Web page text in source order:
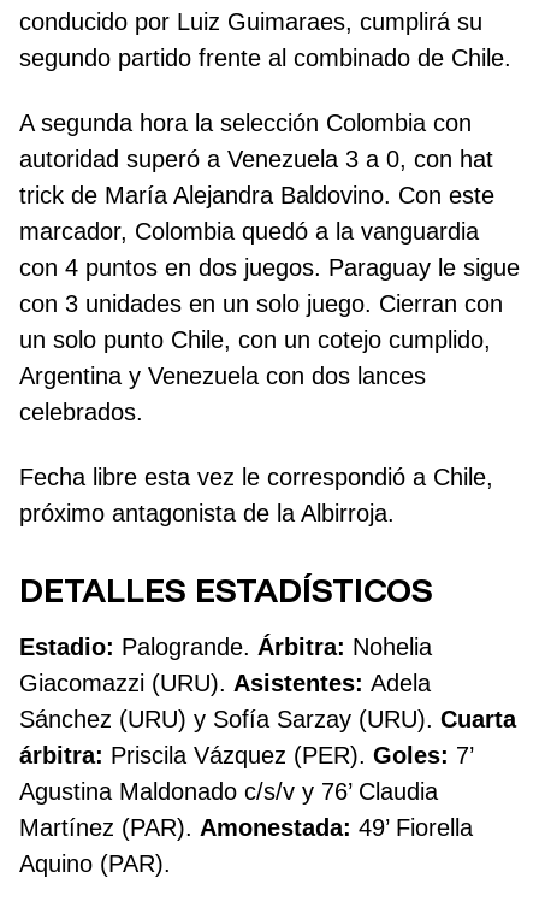
conducido por Luiz Guimaraes, cumplirá su
segundo partido frente al combinado de Chile.
A segunda hora la selección Colombia con
autoridad superó a Venezuela 3 a 0, con hat
trick de María Alejandra Baldovino. Con este
marcador, Colombia quedó a la vanguardia
con 4 puntos en dos juegos. Paraguay le sigue
con 3 unidades en un solo juego. Cierran con
un solo punto Chile, con un cotejo cumplido,
Argentina y Venezuela con dos lances
celebrados.
Fecha libre esta vez le correspondió a Chile,
próximo antagonista de la Albirroja.
DETALLES ESTADÍSTICOS
Estadio: Palogrande. Árbitra: Nohelia
Giacomazzi (URU). Asistentes: Adela
Sánchez (URU) y Sofía Sarzay (URU). Cuarta
árbitra: Priscila Vázquez (PER). Goles: 7’
Agustina Maldonado c/s/v y 76’ Claudia
Martínez (PAR). Amonestada: 49’ Fiorella
Aquino (PAR).